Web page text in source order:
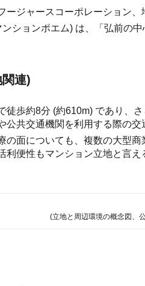
ージャースコーポレーション
ションポエム) は、「弘前の中
連)
徒歩約8分 (約610m) であり、
公共交通機関を利用する際の交
の面についても、複数の大型
利便性もマンション立地と言え
(立地と周辺環境の概念図、